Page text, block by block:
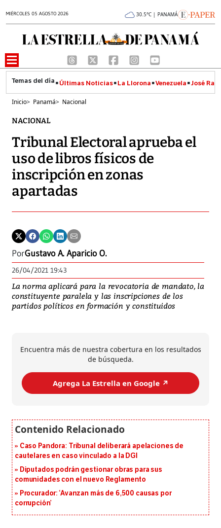
MIÉRCOLES 05 AGOSTO 2026 30.5°C | PANAMÁ
Últimas Noticias La Llorona Venezuela José
Inicio> Panamá> Nacional
NACIONAL
Tribunal Electoral aprueba el
uso de libros físicos de
inscripción en zonas
apartadas
PorGustavo A. Aparicio O.
26/04/2021 19:43
La norma aplicará para la revocatoria de mandato, la
constituyente paralela y las inscripciones de los
partidos políticos en formación y constituidos
Encuentra más de nuestra cobertura en los resultados
de búsqueda.
Agrega La Estrella en Google ↗️
Caso Pandora: Tribunal deliberará apelaciones de
cautelares en caso vinculado a la DGI
Diputados podrán gestionar obras para sus
comunidades con el nuevo Reglamento
Procurador: ‘Avanzan más de 6,500 causas por
corrupción’